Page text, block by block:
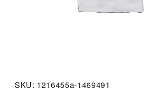
SKU: 1216455a-1469491